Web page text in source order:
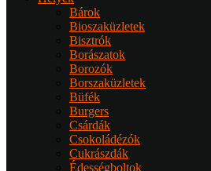
Bárok
Bioszaküzletek
Bisztrók
Borászatok
Borozók
Borszaküzletek
Büfék
Burgers
Csárdák
Csokoládézók
Cukrászdák
Édességboltok